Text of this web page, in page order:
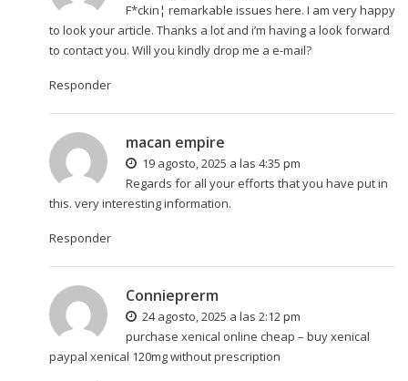
F*ckin¦ remarkable issues here. I am very happy
to look your article. Thanks a lot and i’m having a look forward
to contact you. Will you kindly drop me a e-mail?
Responder
macan empire
19 agosto, 2025 a las 4:35 pm
Regards for all your efforts that you have put in
this. very interesting information.
Responder
Connieprerm
24 agosto, 2025 a las 2:12 pm
purchase xenical online cheap – buy xenical
paypal xenical 120mg without prescription